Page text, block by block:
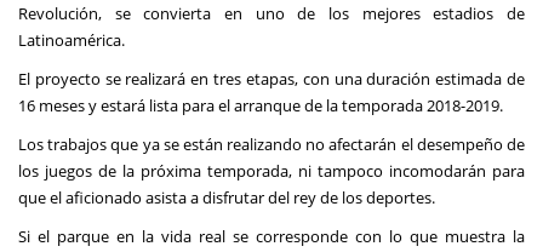
Revolución, se convierta en uno de los mejores estadios de
Latinoamérica.
El proyecto se realizará en tres etapas, con una duración estimada de
16 meses y estará lista para el arranque de la temporada 2018-2019.
Los trabajos que ya se están realizando no afectarán el desempeño de
los juegos de la próxima temporada, ni tampoco incomodarán para
que el aficionado asista a disfrutar del rey de los deportes.
Si el parque en la vida real se corresponde con lo que muestra la